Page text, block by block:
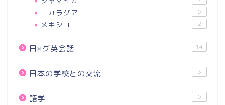
ニカラグア 5
メキシコ 2
日×グ英会話 14
日本の学校との交流 3
語学 5